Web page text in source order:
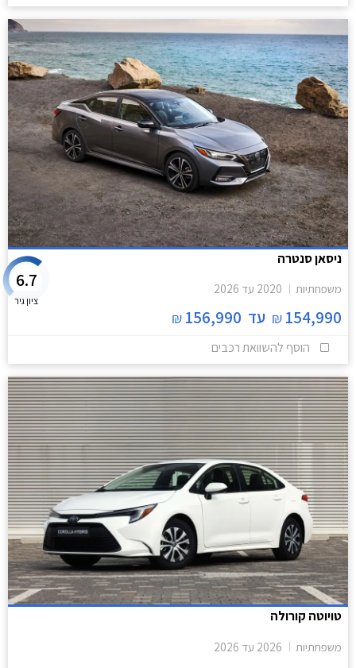
ניסאן סנטרה
משפחתיות 2020 עד 2026
154,990
₪ עד 156,990
₪
6.7
ציון גיר
הוסף להשוואת רכבים
טויוטה קורולה
משפחתיות 2026 עד 2026